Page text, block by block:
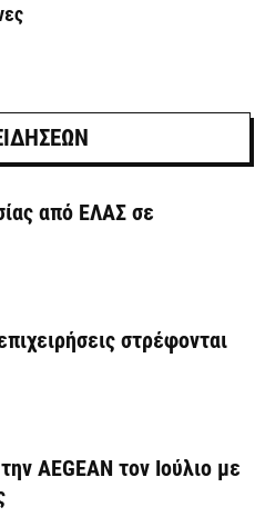
από ΕΛΑΣ σε
στρέφονται
AEGEAN τον Ιούλιο με